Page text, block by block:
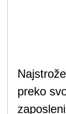
preko